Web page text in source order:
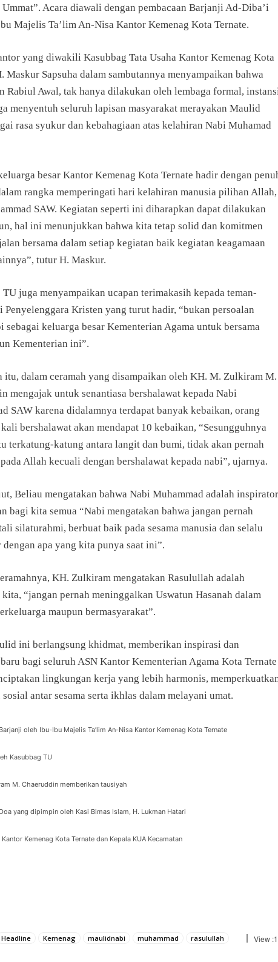
Acara diawali dengan pembacaan Barjanji Ad-Diba’i
Majelis Ta’lim An-Nisa Kantor Kemenag Kota Ternate.
yang diwakili Kasubbag Tata Usaha Kantor Kemenag Kota
Maskur Sapsuha dalam sambutannya menyampaikan bahwa
Rabiul Awal, tak hanya dilakukan oleh lembaga formal,
menyentuh seluruh lapisan masyarakat merayakan Maulid
rasa syukur dan kebahagiaan atas kelahiran Nabi Muhamad
besar Kantor Kemenag Kota Ternate hadir dengan
rangka memperingati hari kelahiran manusia pilihan Allah,
SAW. Kegiatan seperti ini diharapkan dapat dilakukan
hal ini menunjukkan bahwa kita tetap solid dan komitmen
bersama dalam setiap kegiatan baik kegiatan keagamaan
tutur H. Maskur.
TU juga menyampaikan ucapan terimakasih kepada teman-
Penyelenggara Kristen yang turut hadir, “bukan persoalan
sebagai keluarga besar Kementerian Agama untuk bersama
Kementerian ini”.
itu, dalam ceramah yang disampaikan oleh KH. M. Zulkiram M.
mengajak untuk senantiasa bershalawat kepada Nabi
SAW karena didalamnya terdapat banyak kebaikan, orang
bershalawat akan mendapat 10 kebaikan, “Sesungguhnya
terkatung-katung antara langit dan bumi, tidak akan pernah
Allah kecuali dengan bershalawat kepada nabi”, ujarnya.
Beliau mengatakan bahwa Nabi Muhammad adalah inspirator
bagi kita semua “Nabi mengatakan bahwa jangan pernah
silaturahmi, berbuat baik pada sesama manusia dan selalu
apa yang kita punya saat ini”.
KH. Zulkiram mengatakan Rasulullah adalah
“jangan pernah meninggalkan Uswatun Hasanah dalam
maupun bermasyarakat”.
ini berlangsung khidmat, memberikan inspirasi dan
bagi seluruh ASN Kantor Kementerian Agama Kota Ternate
lingkungan kerja yang lebih harmonis,
antar sesama serta ikhlas dalam melayani umat.
oleh Ibu-Ibu Majelis Ta’lim An-Nisa Kantor Kemenag Kota Ternate
Kasubbag TU
M. Chaeruddin memberikan tausiyah
yang dipimpin oleh Kasi Bimas Islam, H. Lukman Hatari
Kantor Kemenag Kota Ternate dan Kepala KUA Kecamatan
Headline Kemenag maulidnabi muhammad rasulullah View :